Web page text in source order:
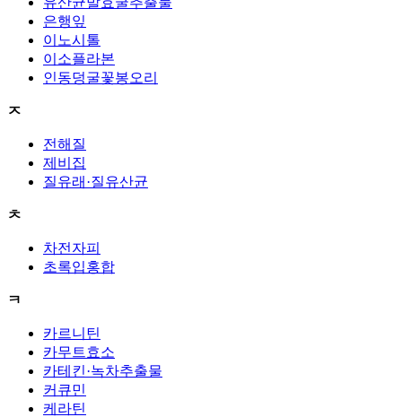
은행잎
이노시톨
이소플라본
인동덩굴꽃봉오리
ㅈ
전해질
제비집
질유래·질유산균
ㅊ
차전자피
초록입홍합
ㅋ
카르니틴
카무트효소
카테킨·녹차추출물
커큐민
케라틴